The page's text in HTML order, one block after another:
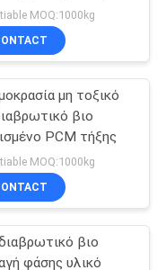
9
βιο
PCM
MOQ:1000kg
μη τοξικό
βιο
PCM τήξης
MOQ:1000kg
βιο
φάσης υλικό